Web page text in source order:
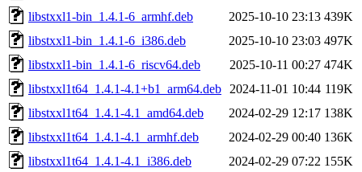
libstxxl1-bin_1.4.1-6_armhf.deb
2025-10-10 23:13 439K
libstxxl1-bin_1.4.1-6_i386.deb
2025-10-10 23:03 497K
libstxxl1-bin_1.4.1-6_riscv64.deb
2025-10-11 00:27 474K
libstxxl1t64_1.4.1-4.1+b1_arm64.deb
2024-11-01 10:44 119K
libstxxl1t64_1.4.1-4.1_amd64.deb
2024-02-29 12:17 138K
libstxxl1t64_1.4.1-4.1_armhf.deb
2024-02-29 00:40 136K
libstxxl1t64_1.4.1-4.1_i386.deb
2024-02-29 07:22 155K